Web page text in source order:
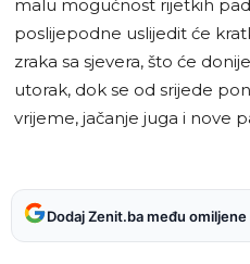
malu mogućnost rijetkih
poslijepodne uslijedit će
zraka sa sjevera, što će
utorak, dok se od srijede
vrijeme, jačanje juga i nove
Dodaj Zenit.ba među